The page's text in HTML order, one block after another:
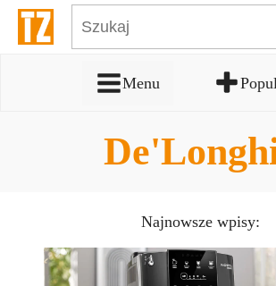
Menu
Najnowsze wpisy: